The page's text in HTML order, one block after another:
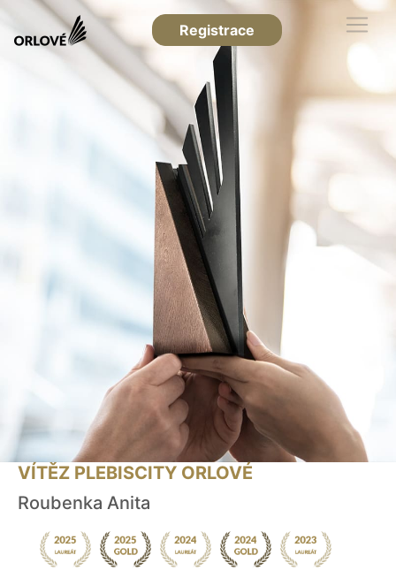
Registrace
VÍTĚZ PLEBISCITY ORLOVÉ
Roubenka Anita